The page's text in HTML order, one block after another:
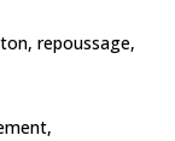
repoussage,